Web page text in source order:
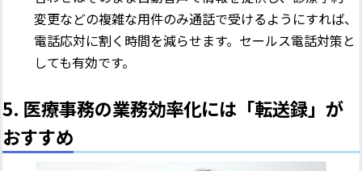
変更などの複雑な用件のみ通話で受けるようにすれば、
電話応対に割く時間を減らせます。セールス電話対策と
しても有効です。
5. 医療事務の業務効率化には「転送録」が
おすすめ